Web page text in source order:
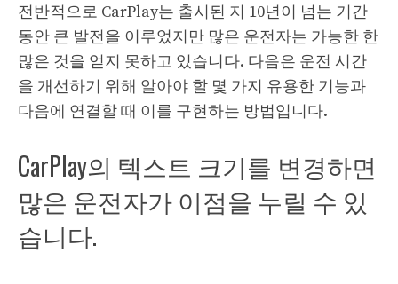
전반적으로 CarPlay는 출시된 지 10년이 넘는 기간
동안 큰 발전을 이루었지만 많은 운전자는 가능한 한
많은 것을 얻지 못하고 있습니다. 다음은 운전 시간
을 개선하기 위해 알아야 할 몇 가지 유용한 기능과
다음에 연결할 때 이를 구현하는 방법입니다.
CarPlay의 텍스트 크기를 변경하면
많은 운전자가 이점을 누릴 수 있
습니다.